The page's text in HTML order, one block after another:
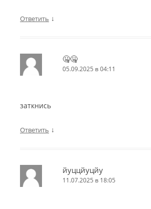
Ответить ↓
🤐🤐
05.09.2025 в 04:11
заткнись
Ответить ↓
йуццйуцйу
11.07.2025 в 18:05